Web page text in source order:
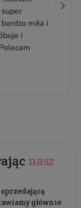
nasz
głównie